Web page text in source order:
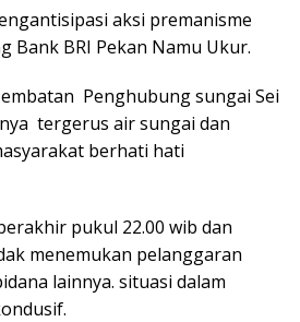
aksi premanisme
Bank BRI Pekan Namu Ukur.
Penghubung sungai Sei
tergerus air sungai dan
berhati hati
pukul 22.00 wib dan
menemukan pelanggaran
lainnya. situasi dalam